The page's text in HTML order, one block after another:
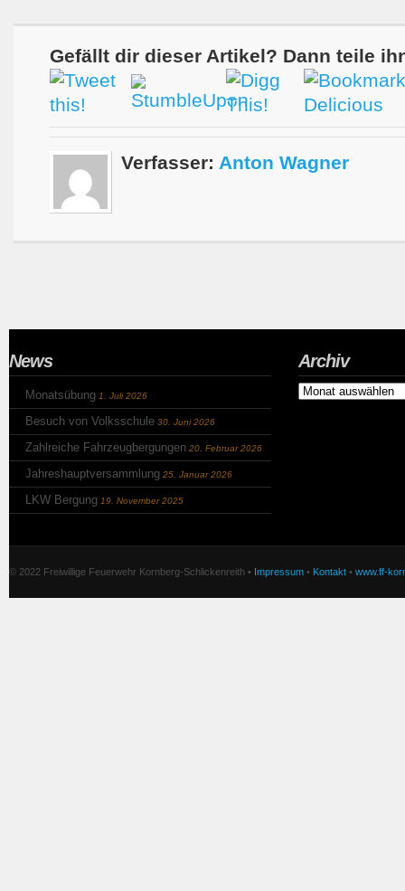
Gefällt dir dieser Artikel? Dann teile
Verfasser: Anton Wagner
News
Monatsübung 1. Juli 2026
Besuch von Volksschule 30. Juni 2026
Zahlreiche Fahrzeugbergungen 20. Februar 2026
Jahreshauptversammlung 25. Januar 2026
LKW Bergung 19. November 2025
Archiv
Archiv
© 2022 Freiwillige Feuerwehr Kornberg-Schlickenreith • Impressum • Kontakt • www.ff-